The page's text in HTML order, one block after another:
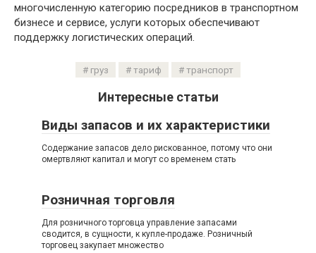
многочисленную категорию посредников в транспортном
бизнесе и сервисе, услуги которых обеспечивают
поддержку логистических операций.
груз тариф транспорт
Интересные статьи
Виды запасов и их характеристики
Содержание запасов дело рискованное, потому что они
омертвляют капитал и могут со временем стать
Розничная торговля
Для розничного торговца управление запасами
сводится, в сущности, к купле-продаже. Розничный
торговец закупает множество